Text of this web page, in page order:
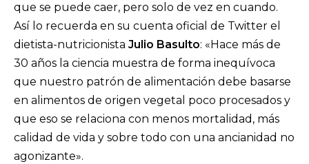
que se puede caer, pero solo de vez en cuando.
Así lo recuerda en su cuenta oficial de Twitter el
dietista-nutricionista Julio Basulto: «Hace más de
30 años la ciencia muestra de forma inequívoca
que nuestro patrón de alimentación debe basarse
en alimentos de origen vegetal poco procesados y
que eso se relaciona con menos mortalidad, más
calidad de vida y sobre todo con una ancianidad no
agonizante».